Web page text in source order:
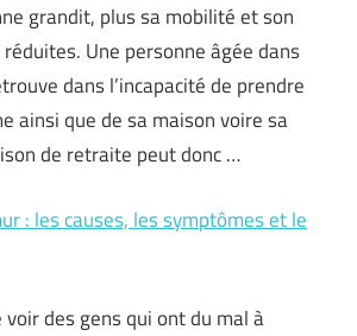
grandit, plus sa mobilité et son
Une personne âgée dans
dans l’incapacité de prendre
ainsi que de sa maison voire sa
de retraite peut donc …
: les causes, les symptômes et le
des gens qui ont du mal à